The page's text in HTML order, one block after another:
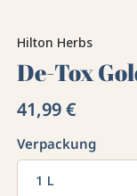
Hilton Herbs
De-Tox
41,99 €
Verpackung
1 L